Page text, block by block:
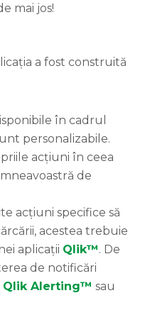
mai jos!
a fost construită
în cadrul
personalizabile.
acțiuni în ceea
de
acțiuni specifice să
acestea trebuie
aplicații Qlik™. De
de notificări
Qlik Alerting™ sau